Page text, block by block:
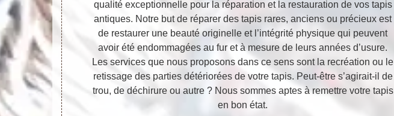
qualité exceptionnelle pour la réparation et la restauration de vos tapis
antiques. Notre but de réparer des tapis rares, anciens ou précieux est
de restaurer une beauté originelle et l’intégrité physique qui peuvent
avoir été endommagées au fur et à mesure de leurs années d’usure.
Les services que nous proposons dans ce sens sont la recréation ou le
retissage des parties détériorées de votre tapis. Peut-être s’agirait-il de
trou, de déchirure ou autre ? Nous sommes aptes à remettre votre tapis
en bon état.